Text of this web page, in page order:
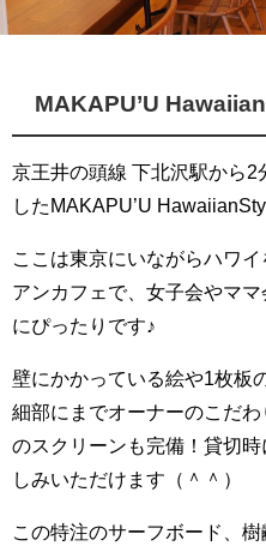
MAKAPU’U
京王井の頭線 下北沢駅から2
したMAKAPU’U
ここは東京にいながらハワ
アンカフェで、女子会やマ
にぴったりです♪
壁にかかっている絵や1枚板
細部にまでオーナーのこだ
のスクリーンも完備！貸切
しみいただけます（＾＾）
この特注のサーフボード、